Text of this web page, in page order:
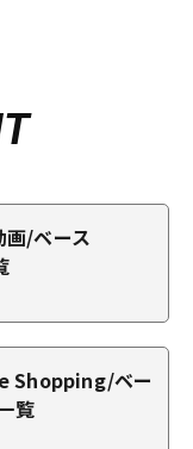
画/ベース
Shopping/ベー
覧